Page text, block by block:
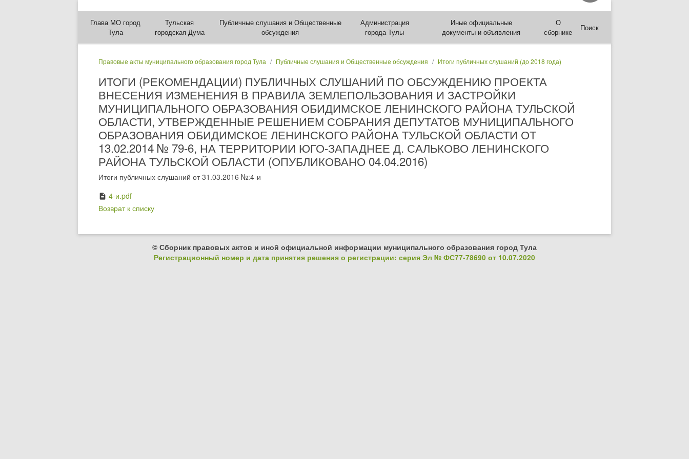
Глава МО город
Тула
Тульская
городская Дума
Публичные слушания и Общественные
обсуждения
Администрация
города Тулы
Иные официальные
документы и объявления
О
сборнике
Поиск
Правовые акты муниципального образования город Тула Публичные слушания и Общественные обсуждения Итоги публичных слушаний (до 2018 года)
ИТОГИ (РЕКОМЕНДАЦИИ) ПУБЛИЧНЫХ СЛУШАНИЙ ПО ОБСУЖДЕНИЮ ПРОЕКТА
ВНЕСЕНИЯ ИЗМЕНЕНИЯ В ПРАВИЛА ЗЕМЛЕПОЛЬЗОВАНИЯ И ЗАСТРОЙКИ
МУНИЦИПАЛЬНОГО ОБРАЗОВАНИЯ ОБИДИМСКОЕ ЛЕНИНСКОГО РАЙОНА ТУЛЬСКОЙ
ОБЛАСТИ, УТВЕРЖДЕННЫЕ РЕШЕНИЕМ СОБРАНИЯ ДЕПУТАТОВ МУНИЦИПАЛЬНОГО
ОБРАЗОВАНИЯ ОБИДИМСКОЕ ЛЕНИНСКОГО РАЙОНА ТУЛЬСКОЙ ОБЛАСТИ ОТ
13.02.2014 № 79-6, НА ТЕРРИТОРИИ ЮГО-ЗАПАДНЕЕ Д. САЛЬКОВО ЛЕНИНСКОГО
РАЙОНА ТУЛЬСКОЙ ОБЛАСТИ (ОПУБЛИКОВАНО 04.04.2016)
Итоги публичных слушаний от 31.03.2016 №:4-и
description 4-и.pdf
Возврат к списку
© Сборник правовых актов и иной официальной информации муниципального образования город Тула
Регистрационный номер и дата принятия решения о регистрации: серия Эл № ФС77-78690 от 10.07.2020